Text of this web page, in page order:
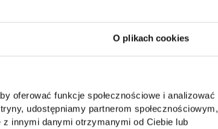
O plikach cookies
oferować funkcje społecznościowe i analizować
udostępniamy partnerom społecznościowym,
innymi danymi otrzymanymi od Ciebie lub